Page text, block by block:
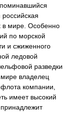
в мире. Особенно
по морской
и сжиженного
ледовой
разведки
владелец
компании,
имеет высокий